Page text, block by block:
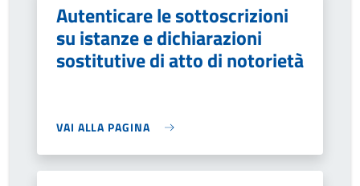
Autenticare le sottoscrizioni
su istanze e dichiarazioni
sostitutive di atto di notorietà
VAI ALLA PAGINA